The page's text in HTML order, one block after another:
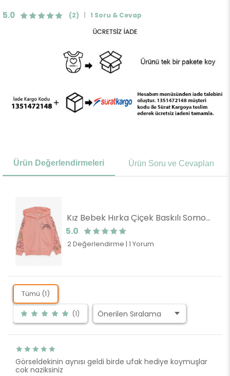
5.0 (2) 1 Soru & Cevap
Ürün Değerlendirmeleri Ürün Soru ve Cevapları
Kız Bebek Hırka Çiçek Baskılı Somon (1 Yaş)
5.0
2 Değerlendirme | 1 Yorum
Tümü (1)
(1)
Görseldekinin aynısı geldi birde ufak hediye koymuşlar
cok naziksiniz